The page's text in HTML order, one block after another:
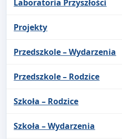
Laboratoria Przyszłości
Projekty
Przedszkole – Wydarzenia
Przedszkole – Rodzice
Szkoła – Rodzice
Szkoła – Wydarzenia